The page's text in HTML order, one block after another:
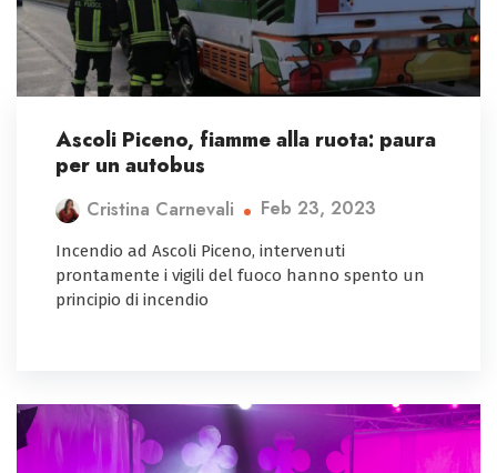
Ascoli Piceno, fiamme alla ruota: paura
per un autobus
Cristina Carnevali Feb 23, 2023
Incendio ad Ascoli Piceno, intervenuti
prontamente i vigili del fuoco hanno spento un
principio di incendio